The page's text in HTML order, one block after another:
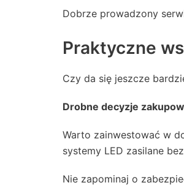
Dobrze prowadzony
Praktyczne
Czy da się jeszcze
Drobne decyzje
Warto zainwestować w
systemy LED zasilane
Nie zapominaj o